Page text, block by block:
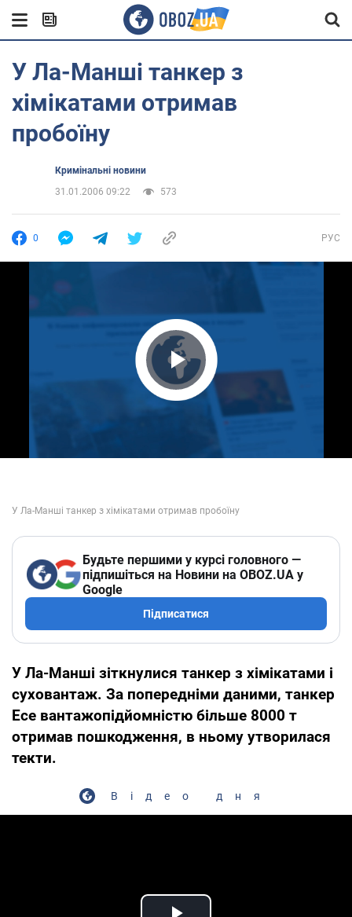
У Ла-Манші танкер з
хімікатами отримав
пробоїну
Кримінальні новини
31.01.2006 09:22
573
0 РУС
Play Video
Будьте першими у курсі головного —
підпишіться на Новини на OBOZ.UA у
Google
Підписатися
У Ла-Манші зіткнулися танкер з хімікатами і
суховантаж. За попередніми даними, танкер
Ece вантажопідйомністю більше 8000 т
отримав пошкодження, в ньому утворилася
текти.
Відео дня